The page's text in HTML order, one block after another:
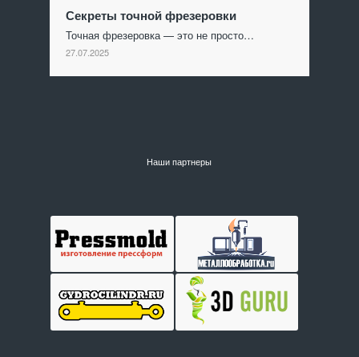
Секреты точной фрезеровки
Точная фрезеровка — это не просто…
27.07.2025
Наши партнеры